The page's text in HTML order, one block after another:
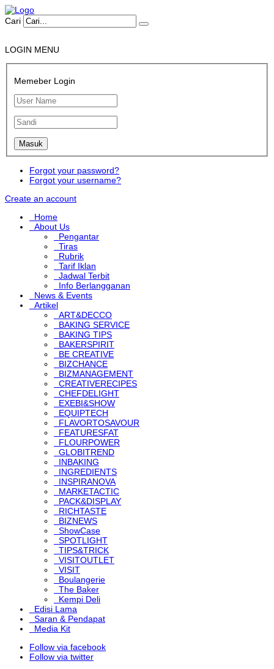
Cari
LOGIN MENU
Memeber Login
Forgot your password?
Forgot your username?
Create an account
Home
About Us
Pengantar
Tiras
Rubrik
Tarif Iklan
Jadwal Terbit
Info Berlangganan
News & Events
Artikel
ART&DECCO
BAKING SERVICE
BAKING TIPS
BAKERSPIRIT
BE CREATIVE
BIZCHANCE
BIZMANAGEMENT
CREATIVERECIPES
CHEFDELIGHT
EXEBI&SHOW
EQUIPTECH
FLAVORTOSAVOUR
FEATURESFAT
FLOURPOWER
GLOBITREND
INBAKING
INGREDIENTS
INSPIRANOVA
MARKETACTIC
PACK&DISPLAY
RICHTASTE
BIZNEWS
ShowCase
SPOTLIGHT
TIPS&TRICK
VISITOUTLET
VISIT
Boulangerie
The Baker
Kempi Deli
Edisi Lama
Saran & Pendapat
Media Kit
Follow via facebook
Follow via twitter